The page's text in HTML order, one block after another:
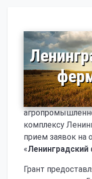
комплексу
прием заявок на
«Ленинградский
Грант